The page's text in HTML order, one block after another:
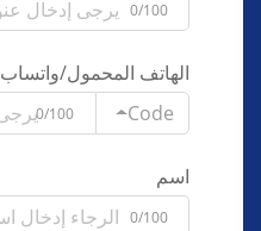
0/100
الهاتف المحمول/واتساب
Code
0/100
اسم
0/100